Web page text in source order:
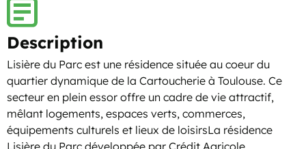
Description
Lisière du Parc est une résidence située au coeur du
quartier dynamique de la Cartoucherie à Toulouse. Ce
secteur en plein essor offre un cadre de vie attractif,
mêlant logements, espaces verts, commerces,
équipements culturels et lieux de loisirsLa résidence
Lisière du Parc développée par Crédit Agricole